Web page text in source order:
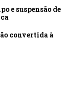
e suspensão de
convertida à